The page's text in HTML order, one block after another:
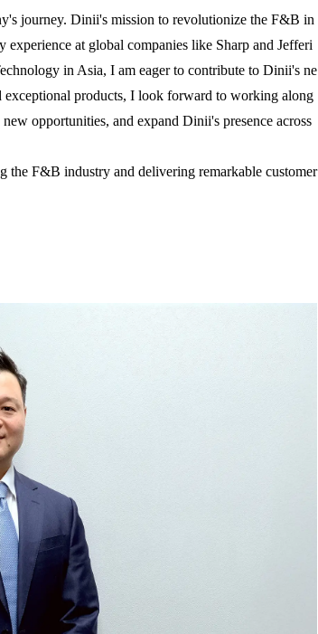
journey. Dinii's mission to revolutionize the F&B in
at global companies like Sharp and Jefferi
in Asia, I am eager to contribute to Dinii's ne
products, I look forward to working along
opportunities, and expand Dinii's presence across
F&B industry and delivering remarkable customer